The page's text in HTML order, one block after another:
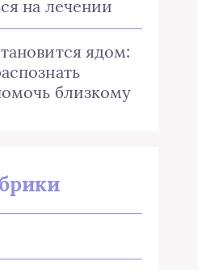
на лечении
ядом:
близкому